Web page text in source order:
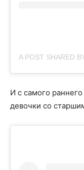
И с самого
девочки со